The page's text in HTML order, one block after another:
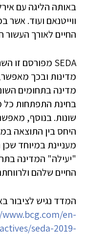
באותה הליגה עם
ווייטנאם ועוד.
החיים לאורך העשור
מדינות ובכך
מדינה בתחומים
בחינת התפתחות כל
שונות. בנוסף,
מעניינת במיוחד
"יעילה" המדינה
החיים שלהם
המדד נגיש לציבור
en-
seda-2019-